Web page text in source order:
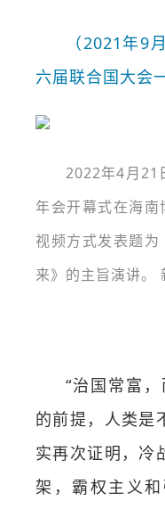
（2021年9
六届联合国大会
2022年4月21
年会开幕式在海
视频方式发表题
来》的主旨演讲。
“治国常富
的前提，人类是
实再次证明，冷
架，霸权主义